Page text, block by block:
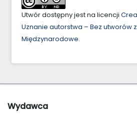
Utwór dostępny jest na licencji
Uznanie autorstwa – Bez utworów
Międzynarodowe.
Wydawca